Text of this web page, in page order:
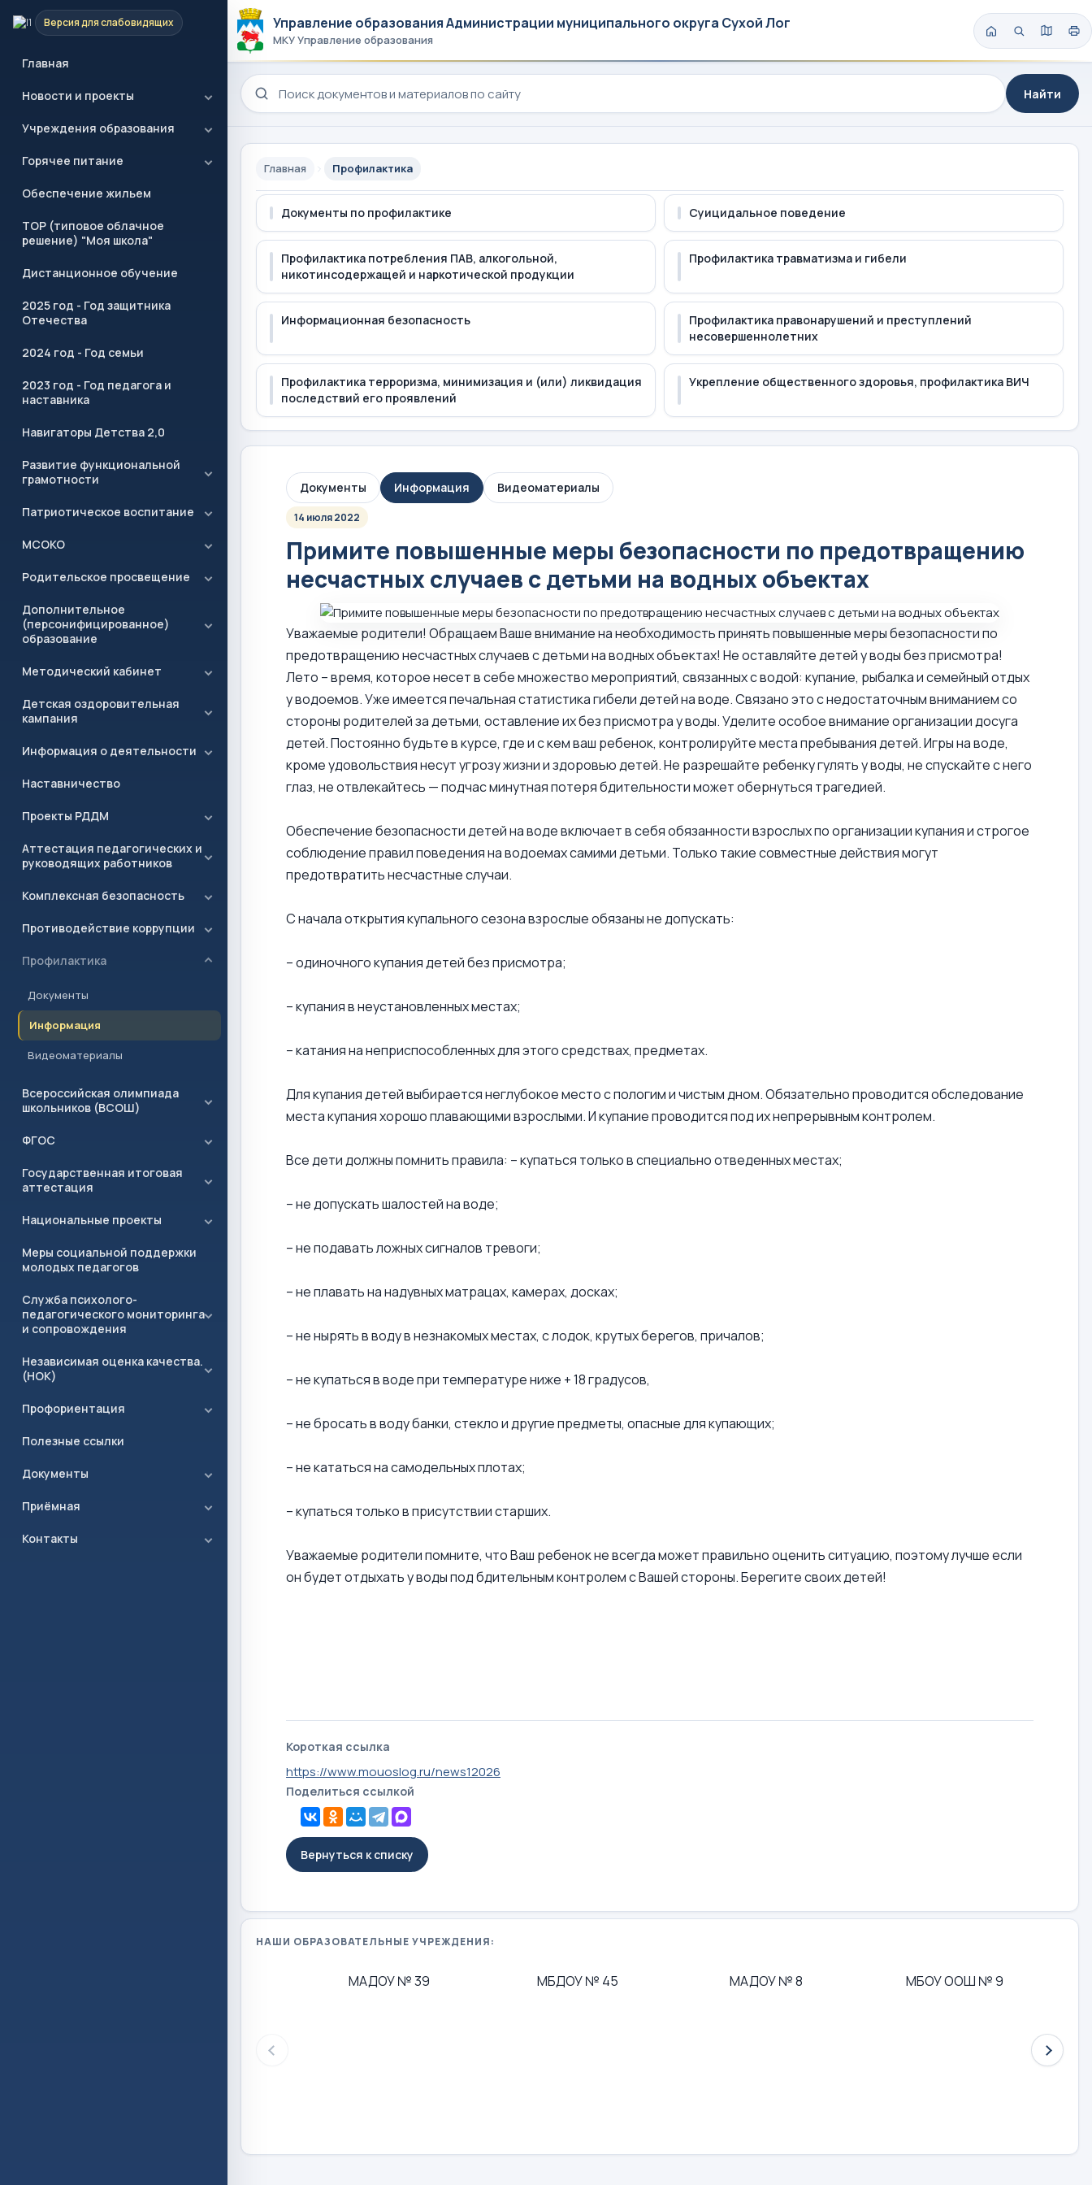
Версия для слабовидящих
Главная
Новости и проекты
Учреждения образования
Горячее питание
Обеспечение жильем
ТОР (типовое облачное
решение) "Моя школа"
Дистанционное обучение
2025 год - Год защитника
Отечества
2024 год - Год семьи
2023 год - Год педагога и
наставника
Навигаторы Детства 2,0
Развитие функциональной
грамотности
Патриотическое воспитание
МСОКО
Родительское просвещение
Дополнительное
(персонифицированное)
образование
Методический кабинет
Детская оздоровительная
кампания
Информация о деятельности
Наставничество
Проекты РДДМ
Аттестация педагогических и
руководящих работников
Комплексная безопасность
Противодействие коррупции
Профилактика
Документы
Информация
Видеоматериалы
Всероссийская олимпиада
школьников (ВСОШ)
ФГОС
Государственная итоговая
аттестация
Национальные проекты
Меры социальной поддержки
молодых педагогов
Служба психолого-
педагогического мониторинга
и сопровождения
Независимая оценка качества.
(НОК)
Профориентация
Полезные ссылки
Документы
Приёмная
Контакты
Управление образования Администрации муниципального округа Сухой Лог
МКУ Управление образования
Поиск по сайту
Найти
Главная Профилактика
Документы по профилактике Суицидальное поведение
Профилактика потребления ПАВ, алкогольной,
никотинсодержащей и наркотической продукции
Профилактика травматизма и гибели
Информационная безопасность
Профилактика правонарушений и преступлений
несовершеннолетних
Профилактика терроризма, минимизация и (или) ликвидация
последствий его проявлений
Укрепление общественного здоровья, профилактика ВИЧ
Документы Информация Видеоматериалы
14 июля 2022
Примите повышенные меры безопасности по предотвращению
несчастных случаев с детьми на водных объектах
Уважаемые родители! Обращаем Ваше внимание на необходимость принять повышенные меры безопасности по
предотвращению несчастных случаев с детьми на водных объектах! Не оставляйте детей у воды без присмотра!
Лето – время, которое несет в себе множество мероприятий, связанных с водой: купание, рыбалка и семейный отдых
у водоемов. Уже имеется печальная статистика гибели детей на воде. Связано это с недостаточным вниманием со
стороны родителей за детьми, оставление их без присмотра у воды. Уделите особое внимание организации досуга
детей. Постоянно будьте в курсе, где и с кем ваш ребенок, контролируйте места пребывания детей. Игры на воде,
кроме удовольствия несут угрозу жизни и здоровью детей. Не разрешайте ребенку гулять у воды, не спускайте с него
глаз, не отвлекайтесь — подчас минутная потеря бдительности может обернуться трагедией.
Обеспечение безопасности детей на воде включает в себя обязанности взрослых по организации купания и строгое
соблюдение правил поведения на водоемах самими детьми. Только такие совместные действия могут
предотвратить несчастные случаи.
С начала открытия купального сезона взрослые обязаны не допускать:
– одиночного купания детей без присмотра;
– купания в неустановленных местах;
– катания на неприспособленных для этого средствах, предметах.
Для купания детей выбирается неглубокое место с пологим и чистым дном. Обязательно проводится обследование
места купания хорошо плавающими взрослыми. И купание проводится под их непрерывным контролем.
Все дети должны помнить правила: – купаться только в специально отведенных местах;
– не допускать шалостей на воде;
– не подавать ложных сигналов тревоги;
– не плавать на надувных матрацах, камерах, досках;
– не нырять в воду в незнакомых местах, с лодок, крутых берегов, причалов;
– не купаться в воде при температуре ниже + 18 градусов,
– не бросать в воду банки, стекло и другие предметы, опасные для купающих;
– не кататься на самодельных плотах;
– купаться только в присутствии старших.
Уважаемые родители помните, что Ваш ребенок не всегда может правильно оценить ситуацию, поэтому лучше если
он будет отдыхать у воды под бдительным контролем с Вашей стороны. Берегите своих детей!
Короткая ссылка
https://www.mouoslog.ru/news12026
Поделиться ссылкой
Вернуться к списку
НАШИ ОБРАЗОВАТЕЛЬНЫЕ УЧРЕЖДЕНИЯ:
МАДОУ № 39 МБДОУ № 45 МАДОУ № 8 МБОУ ООШ № 9